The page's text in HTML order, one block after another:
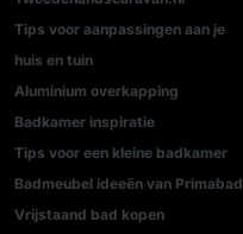
Tips voor aanpassingen aan je
huis en tuin
Aluminium overkapping
Badkamer inspiratie
Tips voor een kleine badkamer
Badmeubel ideeën van Primabad
Vrijstaand bad kopen